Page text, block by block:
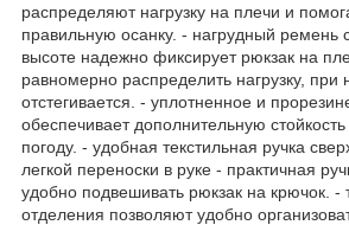
распределяют нагрузку на плечи и
правильную осанку. - нагрудный ремень
высоте надежно фиксирует рюкзак на
равномерно распределить нагрузку, при
отстегивается. - уплотненное и
обеспечивает дополнительную
погоду. - удобная текстильная ручка
легкой переноски в руке - практичная
удобно подвешивать рюкзак на крючок. -
отделения позволяют удобно